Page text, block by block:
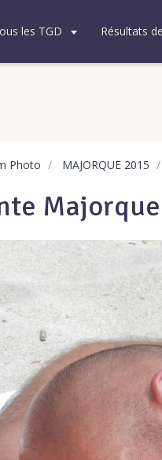
les TGD Résultats
Photo MAJORQUE 2015